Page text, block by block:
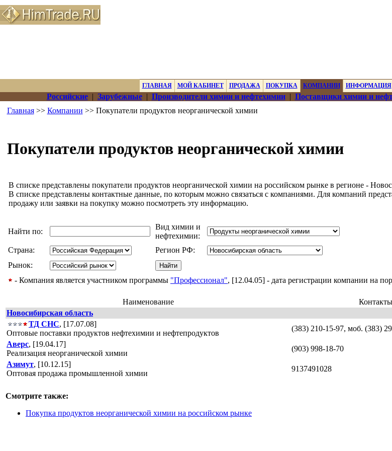
ГЛАВНАЯ МОЙ КАБИНЕТ ПРОДАЖА ПОКУПКА КОМПАНИИ ИНФОРМАЦИЯ
Российские| Зарубежные| Производители химии и нефтехимии| Поставщики химии и
Главная>> Компании >> Покупатели продуктов неорганической химии
Покупатели продуктов неорганической химии
В списке представлены покупатели продуктов неорганической химии на российском рынке в регионе -
В списке представлены контактные данные, по которым можно связаться с компаниями. Для компаний
продажу или заявки на покупку можно посмотреть эту информацию.
Найти по:
Вид химии и
нефтехимии:
Страна:
Регион РФ:
Рынок:
- Компания является участником программы "Профессионал", [12.04.05] - дата регистрации компании на
Наименование
Контакты
Новосибирская область
ТД СНС, [17.07.08]
Оптовые поставки продуктов нефтехимии и нефтепродуктов
(383) 210-15-97, моб. (383)
Аверс, [19.04.17]
Реализация неорганической химии
(903) 998-18-70
Азимут, [10.12.15]
Оптовая продажа промышленной химии
9137491028
Смотрите также:
Покупка продуктов неорганической химии на российском рынке